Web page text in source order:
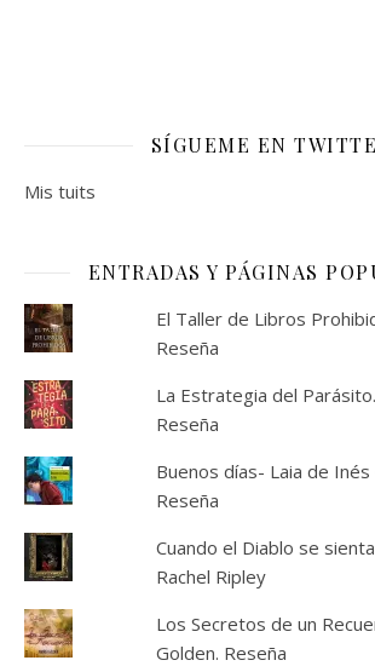
SÍGUEME EN
Mis tuits
ENTRADAS Y PÁGINAS
El Taller de Libros
Reseña
La Estrategia del
Reseña
Buenos días- Laia de
Reseña
Cuando el Diablo se
Rachel Ripley
Los Secretos de un
Golden. Reseña